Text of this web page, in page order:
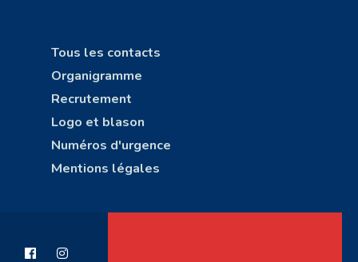
Tous les contacts
Organigramme
Recrutement
Logo et blason
Numéros d'urgence
Mentions légales